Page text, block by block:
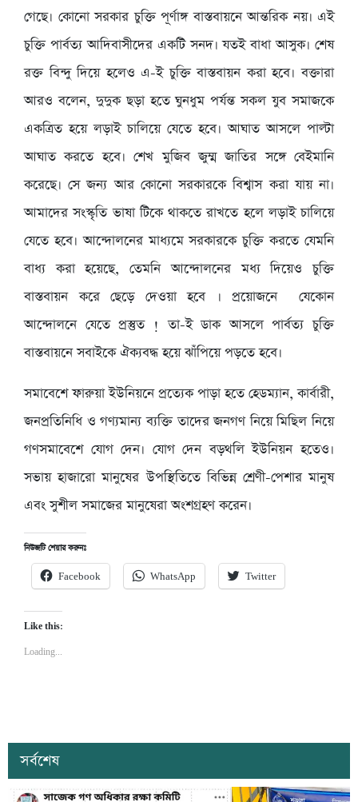
গেছে। কোনো সরকার চুক্তি পূর্ণাঙ্গ বাস্তবায়নে আন্তরিক নয়। এই
চুক্তি পার্বত্য আদিবাসীদের একটি সনদ। যতই বাধা আসুক। শেষ
রক্ত বিন্দু দিয়ে হলেও এ-ই চুক্তি বাস্তবায়ন করা হবে। বক্তারা
আরও বলেন, দুদুক ছড়া হতে ঘুনধুম পর্যন্ত সকল যুব সমাজকে
একত্রিত হয়ে লড়াই চালিয়ে যেতে হবে। আঘাত আসলে পাল্টা
আঘাত করতে হবে। শেখ মুজিব জুম্ম জাতির সঙ্গে বেইমানি
করেছে। সে জন্য আর কোনো সরকারকে বিশ্বাস করা যায় না।
আমাদের সংস্কৃতি ভাষা টিকে থাকতে রাখতে হলে লড়াই চালিয়ে
যেতে হবে। আন্দোলনের মাধ্যমে সরকারকে চুক্তি করতে যেমনি
বাধ্য করা হয়েছে, তেমনি আন্দোলনের মধ্য দিয়েও চুক্তি
বাস্তবায়ন করে ছেড়ে দেওয়া হবে । প্রয়োজনে যেকোন
আন্দোলনে যেতে প্রস্তুত ! তা-ই ডাক আসলে পার্বত্য চুক্তি
বাস্তবায়নে সবাইকে ঐক্যবদ্ধ হয়ে ঝাঁপিয়ে পড়তে হবে।
সমাবেশে ফারুয়া ইউনিয়নে প্রত্যেক পাড়া হতে হেডম্যান, কার্বারী,
জনপ্রতিনিধি ও গণ্যমান্য ব্যক্তি তাদের জনগণ নিয়ে মিছিল নিয়ে
গণসমাবেশে যোগ দেন। যোগ দেন বড়থলি ইউনিয়ন হতেও।
সভায় হাজারো মানুষের উপস্থিতিতে বিভিন্ন শ্রেণী-পেশার মানুষ
এবং সুশীল সমাজের মানুষেরা অংশগ্রহণ করেন।
নিউজটি শেয়ার করুনঃ
Facebook WhatsApp Twitter
Like this:
Loading...
সর্বশেষ